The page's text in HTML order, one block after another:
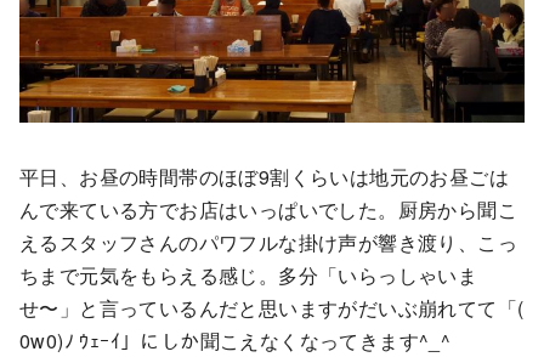
平日、お昼の時間帯のほぼ9割くらいは地元のお昼ごは
んで来ている方でお店はいっぱいでした。厨房から聞こ
えるスタッフさんのパワフルな掛け声が響き渡り、こっ
ちまで元気をもらえる感じ。多分「いらっしゃいま
せ〜」と言っているんだと思いますがだいぶ崩れてて「(
0w0)ﾉ ｳｪｰｲ」にしか聞こえなくなってきます^_^